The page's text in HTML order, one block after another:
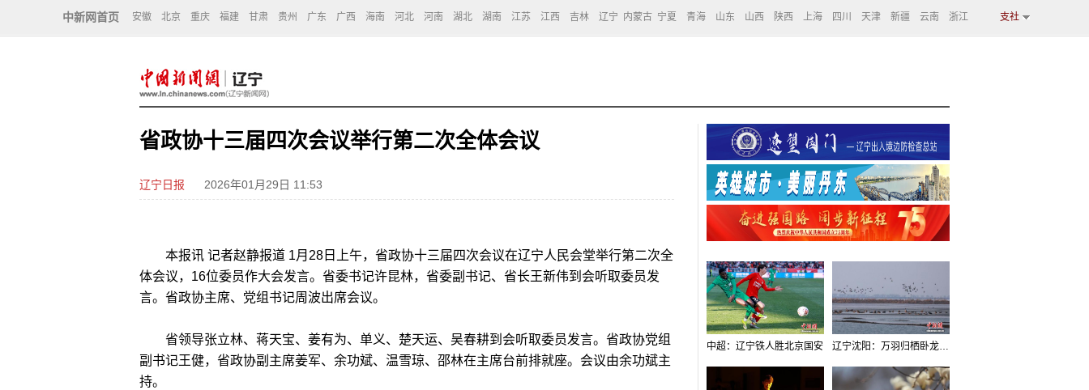
中新网首页 安徽 北京 重庆 福建 甘肃 贵州 广东 广西 海南 河北 河南 湖北 湖南 江苏 江西 吉林 辽宁 内蒙古 宁夏 青海 山东 山西 陕西 上海 四川 天津 新疆 云南 浙江 支社
省政协十三届四次会议举行第二次全体会议
辽宁日报 2026年01月29日 11:53
本报讯 记者赵静报道 1月28日上午，省政协十三届四次会议在辽宁人民会堂举行第二次全
体会议，16位委员作大会发言。省委书记许昆林，省委副书记、省长王新伟到会听取委员发
言。省政协主席、党组书记周波出席会议。
省领导张立林、蒋天宝、姜有为、单义、楚天运、吴春耕到会听取委员发言。省政协党组
副书记王健，省政协副主席姜军、余功斌、温雪琼、邵林在主席台前排就座。会议由余功斌主
持。
中超：辽宁铁人胜北京国安 辽宁沈阳：万羽归栖卧龙湖看群鸟齐飞